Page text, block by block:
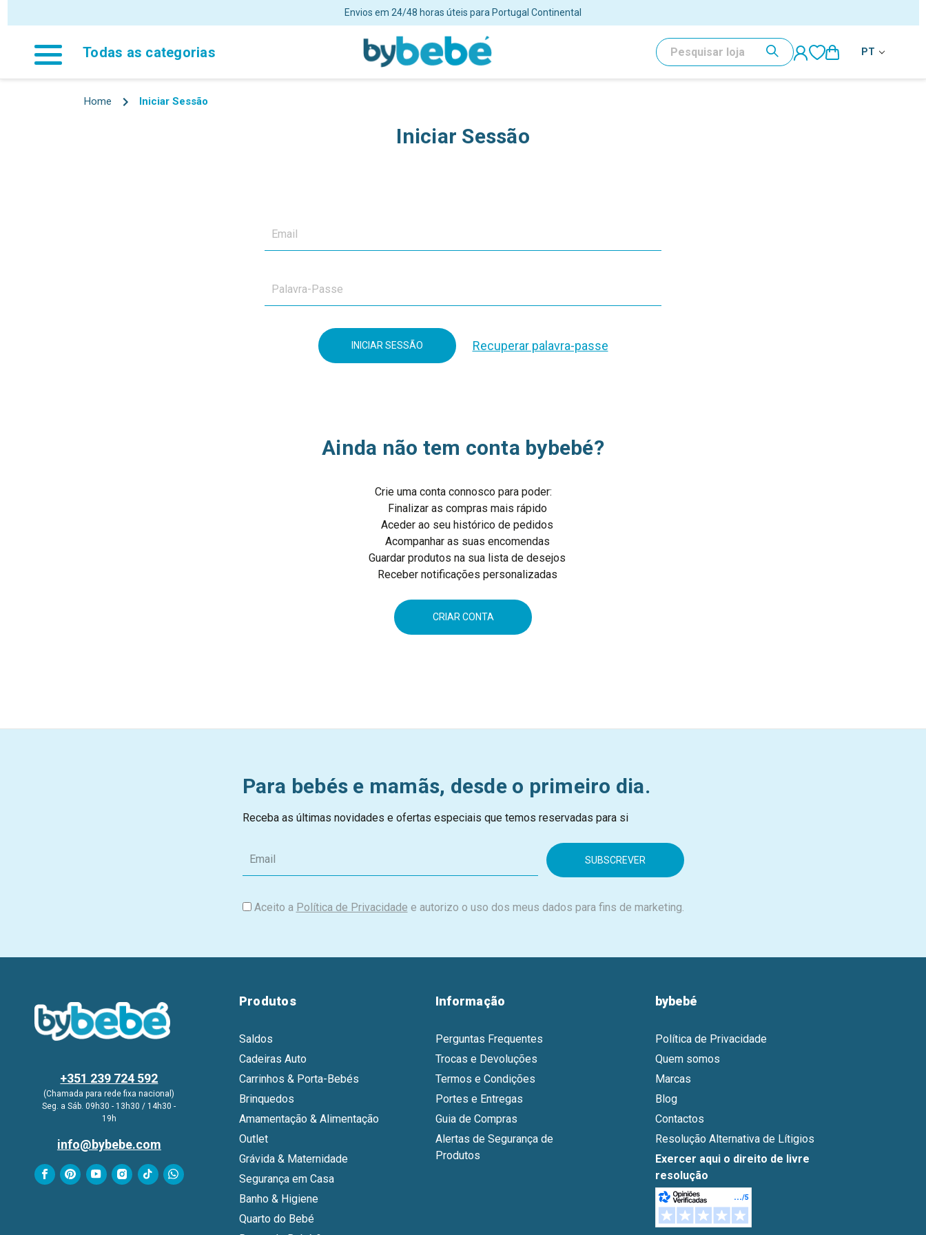
Envios em 24/48 horas úteis para Portugal Continental
Todas as categorias PESQUISAR
PT
Home Iniciar Sessão
Iniciar Sessão
Recuperar palavra-passe
Ainda não tem conta bybebé?
Crie uma conta connosco para poder:
Finalizar as compras mais rápido
Aceder ao seu histórico de pedidos
Acompanhar as suas encomendas
Guardar produtos na sua lista de desejos
Receber notificações personalizadas
CRIAR CONTA
Para bebés e mamãs, desde o primeiro dia.
Receba as últimas novidades e ofertas especiais que temos reservadas para si
m
i
Aceito a Política de Privacidade e autorizo o uso dos meus dados para fins de marketing.
+351 239 724 592
(Chamada para rede fixa nacional)
Seg. a Sáb. 09h30 - 13h30 / 14h30 -
19h
info@bybebe.com
Produtos
Saldos
Cadeiras Auto
Carrinhos & Porta-Bebés
Brinquedos
Amamentação & Alimentação
Outlet
Grávida & Maternidade
Segurança em Casa
Banho & Higiene
Quarto do Bebé
Informação
Perguntas Frequentes
Trocas e Devoluções
Termos e Condições
Portes e Entregas
Guia de Compras
Alertas de Segurança de
Produtos
bybebé
Política de Privacidade
Quem somos
Marcas
Blog
Contactos
Resolução Alternativa de Lítigios
Exercer aqui o direito de livre
resolução